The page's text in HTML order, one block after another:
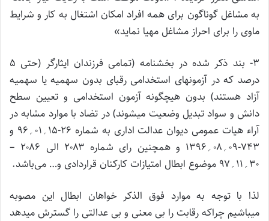
به مشاغل گوناگون برای همه افراد امکان اشتغال به کار و شرایط
ماوی را برای احراز مشاغل مهیا نماید»
۳- بند ذکر شده در بخشنامه (تمامی فرزندان ایثارگر (حتی ۵
درصد که در آزمونهای استخدامی رقبای بدون سهمیه یا سهمیه
آزاد هستند) بدون هیچگونه آزمون استخدامی و تعیین سطح
دانش و سواد تبدیل وضعیت میشوند) در تضاد با موارد مشابه در
آراء هیات عمومی دیوان عدالت اداری به شماره ۲۶-۱۵؍۰۱؍۹۶ و
۷۴۳-۰۹؍۰۸؍۱۳۹۶ و همچنین رای شماره ۲۰۸۳ الی ۲۰۸۶ –
۳۰؍۱۱؍۹۷ موضوع ابطال امتیازات کارکنان قراردادی و… می‌باشد.
لذا با توجه به موارد فوق الذکر خواهان ابطال این مصوبه
میباشیم چراکه رقابت را بی معنی و بی عدالتی را گسترش میدهد